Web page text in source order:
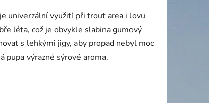
univerzální využití při trout area i lovu
léta, což je obvykle slabina gumový
s lehkými jigy, aby propad nebyl moc
pupa výrazné sýrové aroma.